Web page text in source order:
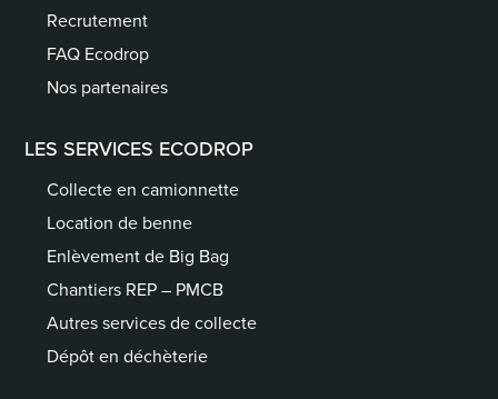
Recrutement
FAQ Ecodrop
Nos partenaires
LES SERVICES ECODROP
Collecte en camionnette
Location de benne
Enlèvement de Big Bag
Chantiers REP – PMCB
Autres services de collecte
Dépôt en déchèterie